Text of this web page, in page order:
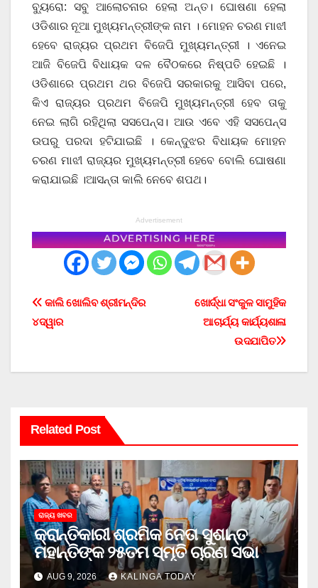
ବ୍ୟୁରୋ: ସବୁ ଆଲୋଚନାର ହେଲା ଅନ୍ତ। ଘୋଷଣା ହେଲା
ଓଡିଶାର ନୂଆ ମୁଖ୍ୟମନ୍ତ୍ରୀଙ୍କ ନାମ । ମୋହନ ଚରଣ ମାଝୀ
ହେବେ ରାଜ୍ୟର ପ୍ରଥମ ବିଜେପି ମୁଖ୍ୟମନ୍ତ୍ରୀ । ଏନେଇ
ଆଜି ବିଜେପି ବିଧାୟକ ଦଳ ବୈଠକରେ ନିଷ୍ପତି ହେଇଛି ।
ଓଡିଶାରେ ପ୍ରଥମ ଥର ବିଜେପି ସରକାରକୁ ଆସିବା ପରେ,
କିଏ ରାଜ୍ୟର ପ୍ରଥମ ବିଜେପି ମୁଖ୍ୟମନ୍ତ୍ରୀ ହେବ ତାକୁ
ନେଇ ଲାଗି ରହିଥିଲା ସସପେନ୍ସ। ଆଉ ଏବେ ଏହି ସସପେନ୍ସ
ଉପରୁ ପରଦା ହଟିଯାଇଛି । କେନ୍ଦୁଝର ବିଧାୟକ ମୋହନ
ଚରଣ ମାଝୀ ରାଜ୍ୟର ମୁଖ୍ୟମନ୍ତ୍ରୀ ହେବେ ବୋଲି ଘୋଷଣା
କରାଯାଇଛି ।ଆସନ୍ତା କାଲି ନେବେ ଶପଥ।
Advertisement
Post
navigation
ଖୋର୍ଦ୍ଧା ସଂକୁଳ ସାମୁହିକ
ଆଚାର୍ଯ୍ୟ କାର୍ଯ୍ୟଶାଳା
ଉଦଯାପିତ
କାଲି ଖୋଲିବ ଶ୍ରୀମନ୍ଦିର
୪ଦ୍ୱାର
Related Post
ରାଜ୍ୟ ଖବର
କ୍ରାନ୍ତିକାରୀ ଶ୍ରମିକ ନେତା ସୁଶାନ୍ତ
ମହାନ୍ତିଙ୍କ ୨୫ତମ ସ୍ମୃତି ଚାରଣ ସଭା
AUG 9, 2026 KALINGA TODAY